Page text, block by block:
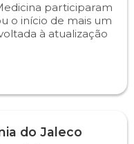
participaram
o início de mais um
à atualização
do Jaleco